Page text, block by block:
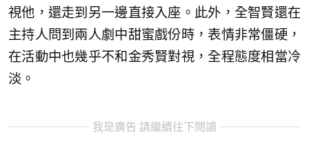
視他，還走到另一邊直接入座。此外，全智賢還在
主持人問到兩人劇中甜蜜戲份時，表情非常僵硬，
在活動中也幾乎不和金秀賢對視，全程態度相當冷
淡。
我是廣告 請繼續往下閱讀